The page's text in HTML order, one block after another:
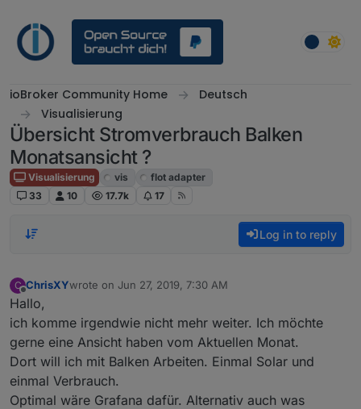
ioBroker Community Home
Deutsch
Visualisierung
Übersicht Stromverbrauch Balken
Monatsansicht ?
Visualisierung vis
flot adapter
33
10 17.7k 17
Log in to reply
C
Offline
ChrisXYwrote on Jun 27, 2019, 7:30 AM
last edited by
Hallo,
ich komme irgendwie nicht mehr weiter. Ich möchte
gerne eine Ansicht haben vom Aktuellen Monat.
Dort will ich mit Balken Arbeiten. Einmal Solar und
einmal Verbrauch.
Optimal wäre Grafana dafür. Alternativ auch was